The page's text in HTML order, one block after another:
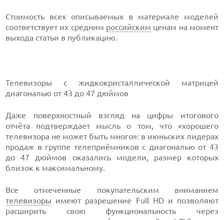
Стоимость всех описываемых в материале моделей
соответствует их средним российским ценам на момент
выхода статьи в публикацию.
Телевизоры с жидкокристаллической матрицей
диагональю от 43 до 47 дюймов
Даже поверхностный взгляд на цифры итогового
отчёта подтверждает мысль о том, что «хорошего
телевизора не может быть много»: в июньских лидерах
продаж в группе телеприёмников с диагональю от 43
до 47 дюймов оказались модели, размер которых
близок к максимальному.
Все отмеченные покупательским вниманием
телевизоры имеют разрешение Full HD и позволяют
расширить свою функциональность через